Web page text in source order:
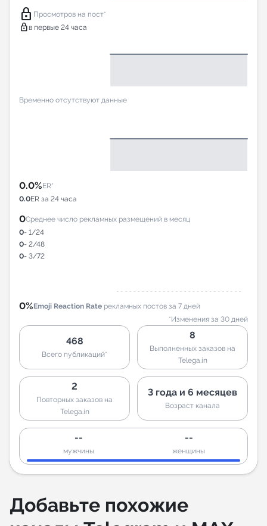
lock Просмотров на пост*
lock в первые 24 часа
Временно отсутствуют данные
0.0%ER*
0.0ER за 24 часа
0Среднее число рекламных размещений в месяц
0- 1/24
0- 2/48
0- 3/72
0%Emoji Reaction Rate рекламных постов за 7 дней
*Изменения за 30 дней
468
Всего публикаций*
8
Выполненных заказов на
Telega.in
2
Повторных заказов на
Telega.in
3 года и 6 месяцев
Возраст канала
--
мужчины
--
женщины
Добавьте похожие